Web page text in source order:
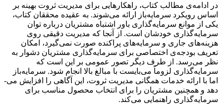
در ادامه‌ی مطالب کتاب، راهکارهایی برای مدیریت ثروت بهینه بر
اساس رویکرد سرمایه‌باز ارائه می‌شوند. به عقیده محققان کتاب،
یکی از موانع سرمایه‌گذاری باور اشتباه مشتریان درباره توان
سرمایه‌­گذاری خودشان است. از آنجا که مدیریت دقیقی روی
هزینه‌های جاری و سرمایه‌های پراکنده صورت نمی­‌گیرد، امکان
تعریف بودجه‌ی اختصاصی برای سرمایه‌گذاری مشتریان دشوار به
نظر می‌رسد. از طرف دیگر تصور عمومی بر این است که
سرمایه‌گذاری لزوماً می‌بایست با مبالغ بالا انجام شود. سرمایه‌باز
اما با ارائه خدمات همگانی مدیریت ثروت، این آگاهی را افزایش می‌­
دهد و همچنین مشتریان را برای انتخاب محصول مناسب برای
سرمایه‌گذاری راهنمایی می‌کند.